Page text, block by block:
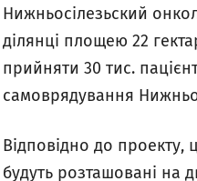
Нижньосілезьский
ділянці площею 22
прийняти 30 тис.
самоврядування
Відповідно до проекту,
будуть розташовані на